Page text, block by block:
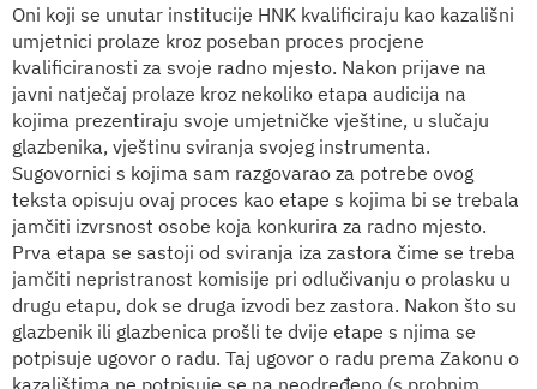
Oni koji se unutar institucije HNK kvalificiraju kao kazališni
umjetnici prolaze kroz poseban proces procjene
kvalificiranosti za svoje radno mjesto. Nakon prijave na
javni natječaj prolaze kroz nekoliko etapa audicija na
kojima prezentiraju svoje umjetničke vještine, u slučaju
glazbenika, vještinu sviranja svojeg instrumenta.
Sugovornici s kojima sam razgovarao za potrebe ovog
teksta opisuju ovaj proces kao etape s kojima bi se trebala
jamčiti izvrsnost osobe koja konkurira za radno mjesto.
Prva etapa se sastoji od sviranja iza zastora čime se treba
jamčiti nepristranost komisije pri odlučivanju o prolasku u
drugu etapu, dok se druga izvodi bez zastora. Nakon što su
glazbenik ili glazbenica prošli te dvije etape s njima se
potpisuje ugovor o radu. Taj ugovor o radu prema Zakonu o
kazalištima ne potpisuje se na neodređeno (s probnim